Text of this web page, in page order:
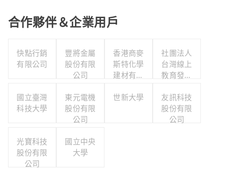
合作夥伴＆企業用戶
快點行銷
有限公司
豐將金屬
股份有限
公司
香港商麥
斯特化學
建材有限
分公司
社團法人
台灣線上
教育發展
國立臺灣
科技大學
東元電機
股份有限
公司
世新大學
友訊科技
股份有限
公司
光寶科技
股份有限
公司
國立中央
大學